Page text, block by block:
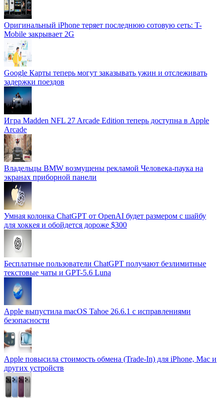
Оригинальный iPhone теряет последнюю сотовую сеть: T-
Mobile закрывает 2G
Google Карты теперь могут заказывать ужин и отслеживать
задержки поездов
Игра Madden NFL 27 Arcade Edition теперь доступна в Apple
Arcade
Владельцы BMW возмущены рекламой Человека-паука на
экранах приборной панели
Умная колонка ChatGPT от OpenAI будет размером с шайбу
для хоккея и обойдется дороже $300
Бесплатные пользователи ChatGPT получают безлимитные
текстовые чаты и GPT-5.6 Luna
Apple выпустила macOS Tahoe 26.6.1 с исправлениями
безопасности
Apple повысила стоимость обмена (Trade-In) для iPhone, Mac и
других устройств